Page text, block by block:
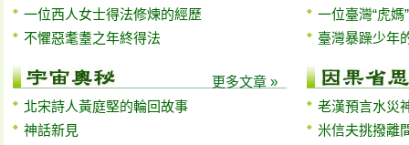
一位西人女士得法修煉的經歷
不懼惡耄耋之年終得法
更多文章 »
北宋詩人黃庭堅的輪回故事
神話新見
一位臺灣“虎媽
臺灣暴躁少年
老漢預言水災
米信夫挑撥離